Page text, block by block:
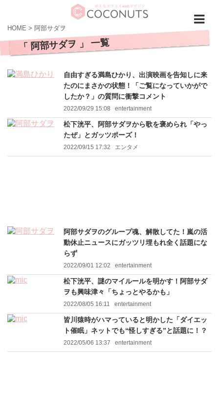
HOME > 阿部サダヲ
「 阿部サダヲ 」 一覧
自由すぎる満島ひかり、出演映画を告知しに来
たのにまさかの状態！「ご覧になっていかがで
したか？」の質問に衝撃コメント
2022/09/29 15:08 entertainment
松下洸平、阿部サダヲから歌を褒められ「やっ
たぜ」とガッツポーズ！
2022/09/15 17:32 エンタメ
阿部サダヲのグループ魂、解散してた！嵐の活
動休止ニュースにガッツリ埋もれ全く話題にな
らず
2022/09/01 12:02 entertainment
松下洸平、謎のマイルールを明かす！阿部サダ
ヲも興味津々「ちょっとやるかも」
2022/08/05 16:11 entertainment
皆川猿時がハマっていると明かした「ダイエッ
ト催眠」ネットでも“怪しすぎる”と話題に！？
2022/05/06 13:37 entertainment